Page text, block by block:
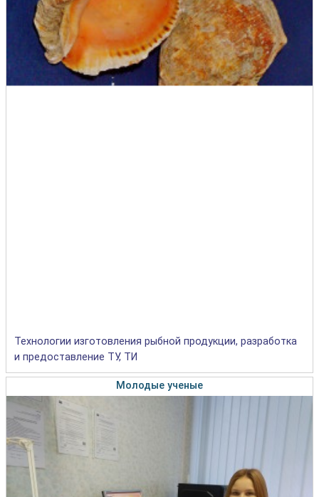
Технологии изготовления рыбной продукции, разработка
и предоставление ТУ, ТИ
Молодые ученые